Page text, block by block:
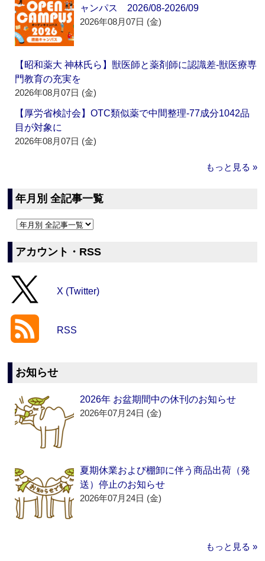
ャンパス 2026/08-2026/09
2026年08月07日 (金)
【昭和薬大 神林氏ら】獣医師と薬剤師に認識差‐獣医療専
門教育の充実を
2026年08月07日 (金)
【厚労省検討会】OTC類似薬で中間整理‐77成分1042品
目が対象に
2026年08月07日 (金)
もっと見る »
年月別 全記事一覧
アカウント・RSS
X (Twitter)
RSS
お知らせ
2026年 お盆期間中の休刊のお知らせ
2026年07月24日 (金)
夏期休業および棚卸に伴う商品出荷（発
送）停止のお知らせ
2026年07月24日 (金)
もっと見る »